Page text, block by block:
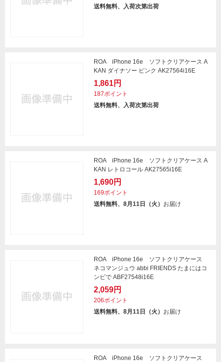
送料無料、入荷次第出荷
ROA iPhone 16e ソフトクリアケース A
KAN ダイナソー ピンク AK27564i16E
1,861円
187ポイント
送料無料、入荷次第出荷
ROA iPhone 16e ソフトクリアケース A
KAN レトロコール AK27565i16E
1,690円
169ポイント
送料無料、8月11日（火） お届け
ROA iPhone 16e ソフトクリアケース
ネコマンジュウ abbi FRIENDS たまにはコ
ンビで ABF27548i16E
2,059円
206ポイント
送料無料、8月11日（火） お届け
ROA iPhone 16e ソフトクリアケース